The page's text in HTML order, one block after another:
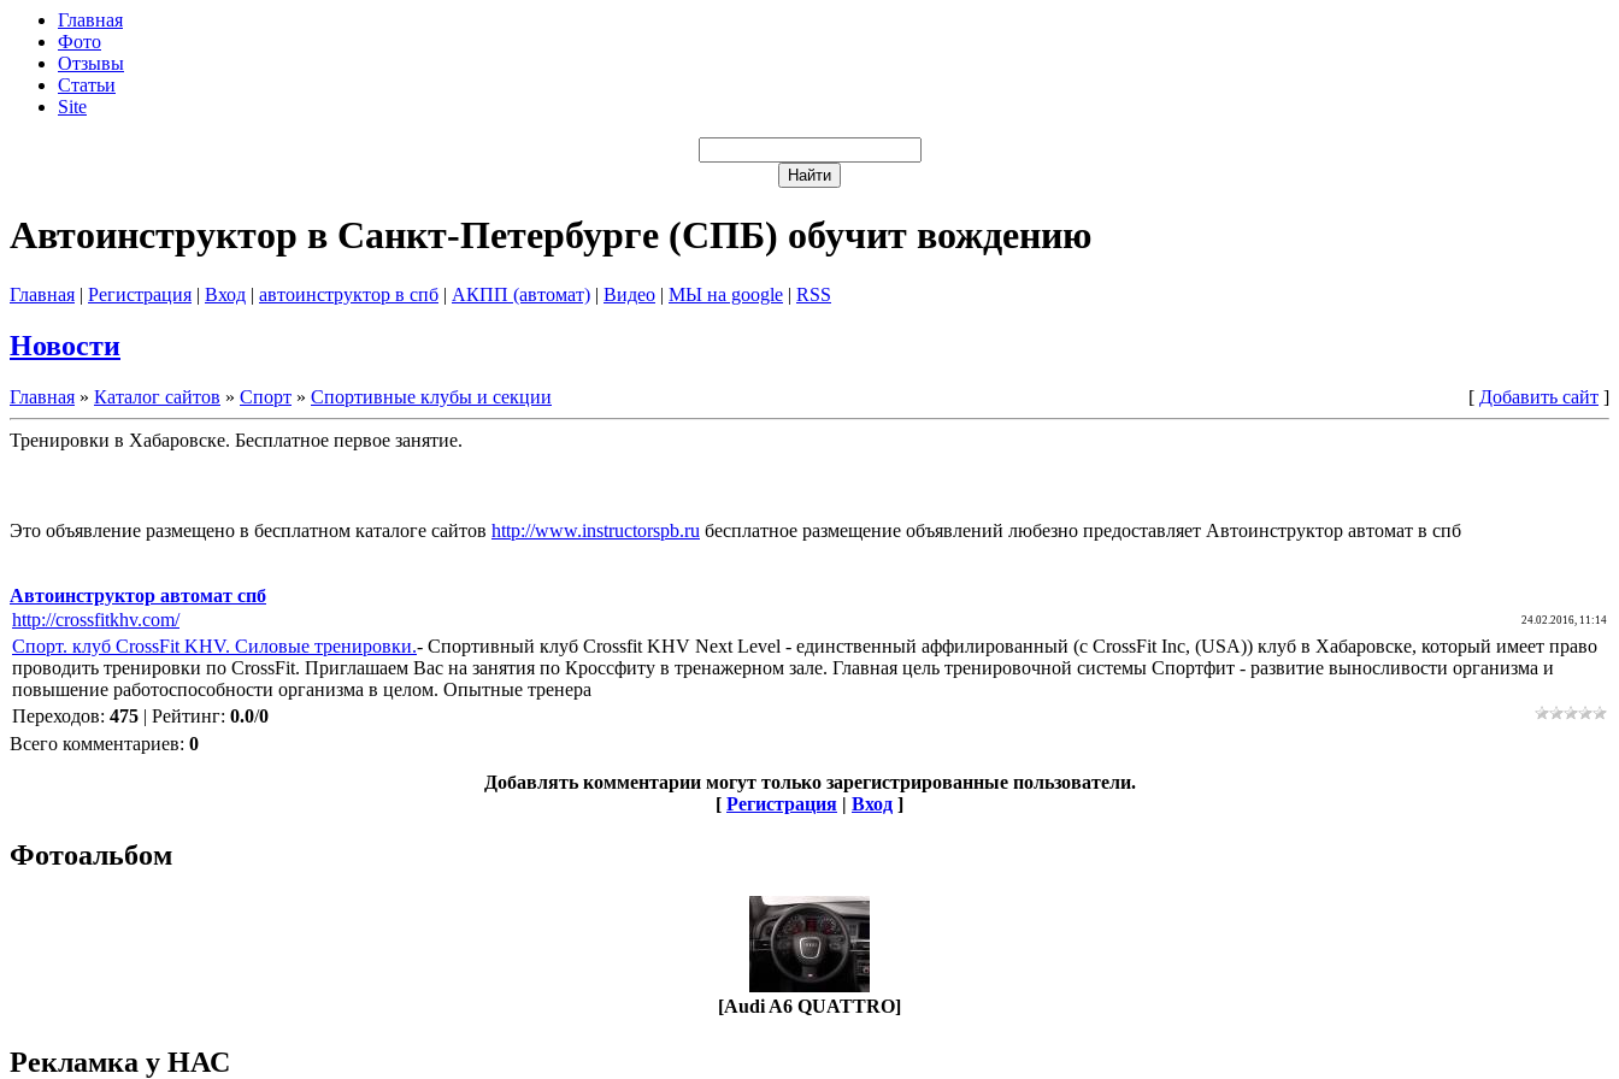
Главная
Фото
Отзывы
Статьи
Site
Автоинструктор в Санкт-Петербурге (СПБ) обучит вождению
Главная | Регистрация | Вход | автоинструктор в спб | АКПП (автомат) | Видео | МЫ на google | RSS
Новости
Главная » Каталог сайтов » Спорт » Спортивные клубы и секции [ Добавить сайт ]
Тренировки в Хабаровске. Бесплатное первое занятие.
Это объявление размещено в бесплатном каталоге сайтов http://www.instructorspb.ru бесплатное размещение объявлений любезно предоставляет Автоинструктор автомат в спб
Автоинструктор автомат спб
http://crossfitkhv.com/
24.02.2016, 11:14
Спорт. клуб CrossFit KHV. Силовые тренировки.- Спортивный клуб Crossfit KHV Next Level - единственный аффилированный (с CrossFit Inc, (USA)) клуб в Хабаровске, который имеет право
проводить тренировки по CrossFit. Приглашаем Вас на занятия по Кроссфиту в тренажерном зале. Главная цель тренировочной системы Спортфит - развитие выносливости организма и
повышение работоспособности организма в целом. Опытные тренера
Переходов: 475 | Рейтинг: 0.0/0
Всего комментариев: 0
Добавлять комментарии могут только зарегистрированные пользователи.
[ Регистрация | Вход ]
Фотоальбом
[Audi A6 QUATTRO]
Рекламка у НАС